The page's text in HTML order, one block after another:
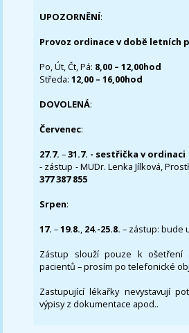
UPOZORNĚNÍ:
Provoz ordinace v době letních
Po, Út, Čt, Pá: 8,00 – 12,00hod
Středa:12,00 – 16,00hod
DOVOLENÁ:
Červenec:
27.7.–31.7. - sestřička v ordinaci
- zástup - MUDr. Lenka Jílková,
377 387 855
Srpen:
17. –19.8., 24.-25.8. – zástup: bude
Zástup slouží pouze k ošetření
pacientů – prosím po telefonické
Zastupující lékařky nevystavují
výpisy z dokumentace apod..